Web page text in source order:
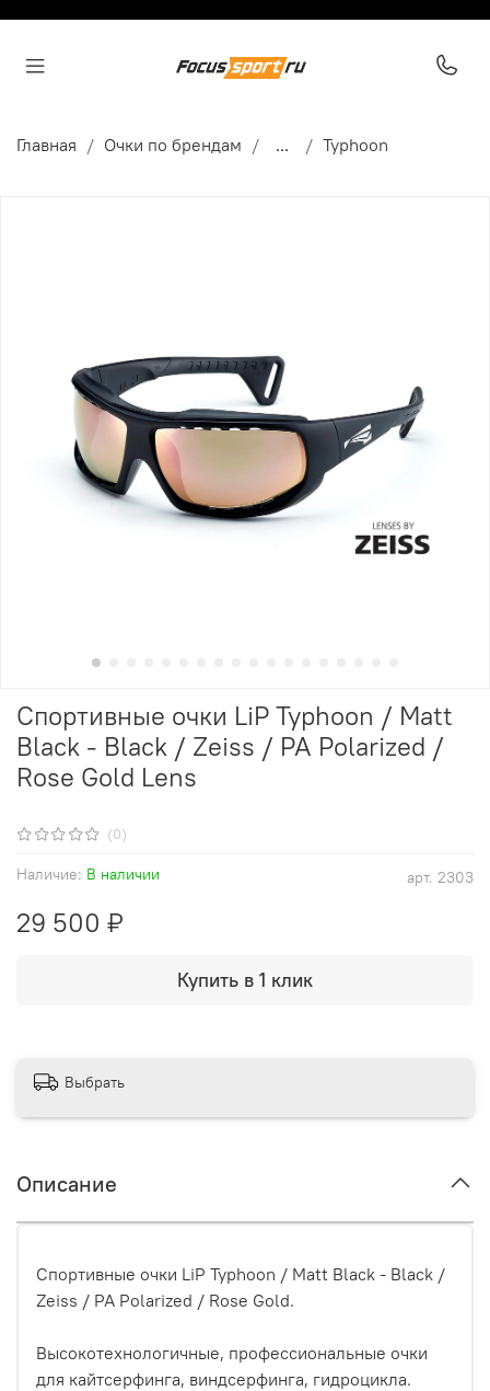
Главная Очки по брендам ... Typhoon
(0)
арт. 2303
Наличие: В наличии
Спортивные очки LiP Typhoon / Matt
Black - Black / Zeiss / PA Polarized /
Rose Gold Lens
29 500 ₽
Купить в 1 клик
Выбрать
Описание
Спортивные очки LiP Typhoon / Matt Black - Black /
Zeiss / PA Polarized / Rose Gold.
Высокотехнологичные, профессиональные очки
для кайтсерфинга, виндсерфинга, гидроцикла.